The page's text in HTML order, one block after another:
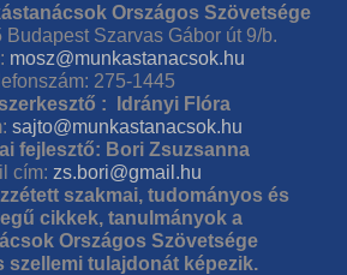
Országos Szövetsége
Budapest Szarvas Gábor út 9/b.
mosz@munkastanacsok.hu
275-1445
: Idrányi Flóra
sajto@munkastanacsok.hu
fejlesztő: Bori Zsuzsanna
cím: zs.bori@gmail.hu
szakmai, tudományos és
cikkek, tanulmányok a
Országos Szövetsége
szellemi tulajdonát képezik.